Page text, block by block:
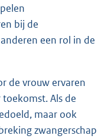
bij de
een rol in de
de vrouw ervaren
Als de
maar ook
zwangerschap